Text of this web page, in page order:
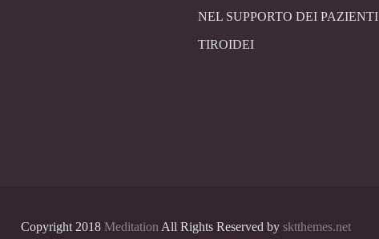
NEL SUPPORTO DEI PAZIENTI
TIROIDEI
Copyright 2018 Meditation All Rights Reserved by sktthemes.net